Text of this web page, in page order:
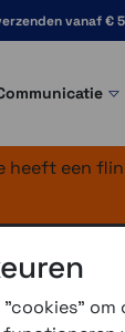
vanaf €
heeft een
"cookies"